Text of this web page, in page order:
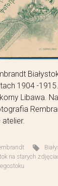
1904 -
Libawa.
atelier.
na starych